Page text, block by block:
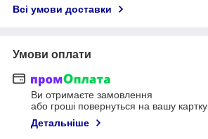
Всі умови доставки
Умови оплати
Ви отримаєте замовлення
або гроші повернуться на вашу картку
Детальніше